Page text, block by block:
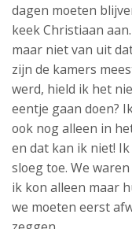
dagen moeten
keek Christiaan
maar niet van uit
zijn de kamers
werd, hield ik het
eentje gaan doen?
ook nog alleen in
en dat kan ik niet!
sloeg toe. We
ik kon alleen maar
we moeten eerst